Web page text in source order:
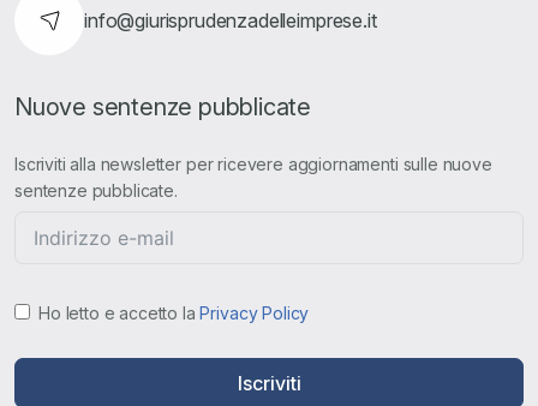
info@giurisprudenzadelleimprese.it
Nuove sentenze pubblicate
Iscriviti alla newsletter per ricevere aggiornamenti sulle nuove
sentenze pubblicate.
Ho letto e accetto laPrivacy Policy
Iscriviti